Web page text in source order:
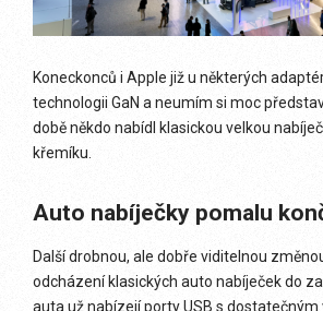
Koneckonců i Apple již u některých
technologii GaN a neumím si moc
době někdo nabídl klasickou velkou
křemíku.
Auto nabíječky pomalu
Další drobnou, ale dobře viditelnou
odcházení klasických auto nabíječek do
auta už nabízejí porty USB s dostatečným